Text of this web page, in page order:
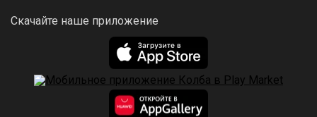
Скачайте наше приложение